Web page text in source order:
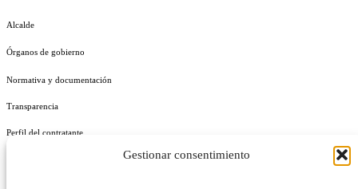
Gestionar consentimiento
Alcalde
Órganos de gobierno
Normativa y documentación
Transparencia
Perfil del contratante